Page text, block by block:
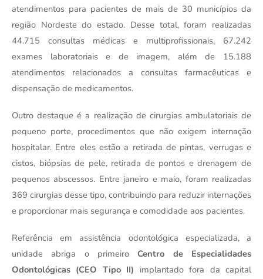
atendimentos para pacientes de mais de 30 municípios da
região Nordeste do estado. Desse total, foram realizadas
44.715 consultas médicas e multiprofissionais, 67.242
exames laboratoriais e de imagem, além de 15.188
atendimentos relacionados a consultas farmacêuticas e
dispensação de medicamentos.
Outro destaque é a realização de cirurgias ambulatoriais de
pequeno porte, procedimentos que não exigem internação
hospitalar. Entre eles estão a retirada de pintas, verrugas e
cistos, biópsias de pele, retirada de pontos e drenagem de
pequenos abscessos. Entre janeiro e maio, foram realizadas
369 cirurgias desse tipo, contribuindo para reduzir internações
e proporcionar mais segurança e comodidade aos pacientes.
Referência em assistência odontológica especializada, a
unidade abriga o primeiro Centro de Especialidades
Odontológicas (CEO Tipo II) implantado fora da capital